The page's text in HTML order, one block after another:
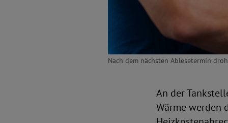
Nach dem nächsten Ablesetermin
An der
Wärme werden